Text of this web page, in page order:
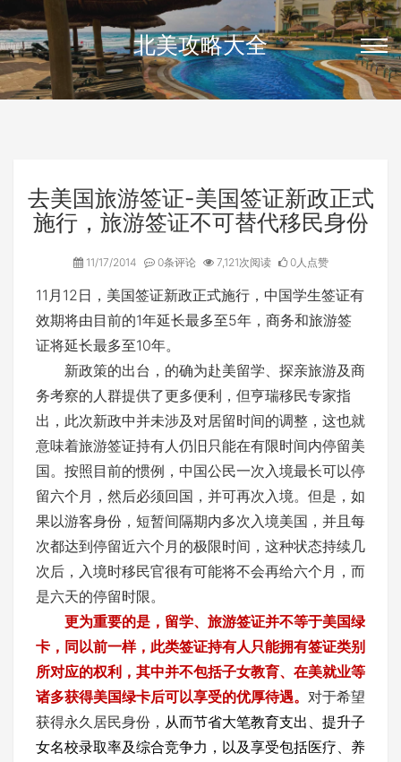
北美攻略大全
去美国旅游签证-美国签证新政正式
施行，旅游签证不可替代移民身份
11/17/2014 0条评论 7,121次阅读 0人点赞
11月12日，美国签证新政正式施行，中国学生签证有
效期将由目前的1年延长最多至5年，商务和旅游签
证将延长最多至10年。
新政策的出台，的确为赴美留学、探亲旅游及商
务考察的人群提供了更多便利，但亨瑞移民专家指
出，此次新政中并未涉及对居留时间的调整，这也就
意味着旅游签证持有人仍旧只能在有限时间内停留美
国。按照目前的惯例，中国公民一次入境最长可以停
留六个月，然后必须回国，并可再次入境。但是，如
果以游客身份，短暂间隔期内多次入境美国，并且每
次都达到停留近六个月的极限时间，这种状态持续几
次后，入境时移民官很有可能将不会再给六个月，而
是六天的停留时限。
更为重要的是，留学、旅游签证并不等于美国绿
卡，同以前一样，此类签证持有人只能拥有签证类别
所对应的权利，其中并不包括子女教育、在美就业等
诸多获得美国绿卡后可以享受的优厚待遇。 对于希望
获得永久居民身份， 从而节省大笔教育支出、提升子
女名校录取率及综合竞争力，以及享受包括医疗、养